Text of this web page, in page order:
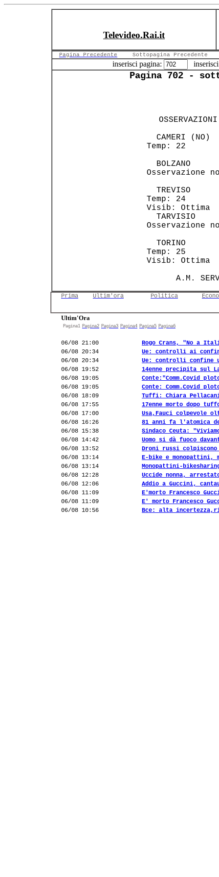
Televideo.Rai.it
Pagina Precedente Sottopagina Precedente
inserisci pagina:
Pagina 702 -
Temp: 22
TREVISO
Temp: 24
TORINO
Temp: 25
Prima Ultim'ora Politica
Ultim'Ora
Pagina1 Pagina2 Pagina3 Pagina4 Pagina5 Pagina6
06/08 21:00
Rogo Crans, "No a
06/08 20:34
Ue: controlli ai
06/08 20:34
Ue: controlli confine
06/08 19:52
14enne precipita sul
06/08 19:05
Conte:"Comm.Covid
06/08 19:05
Conte: Comm.Covid
06/08 18:09
Tuffi: Chiara
06/08 17:55
17enne morto dopo
06/08 17:00
Usa,Fauci colpevole
06/08 16:26
81 anni fa l'atomica
06/08 15:38
Sindaco Ceuta:
06/08 14:42
Uomo si dà fuoco
06/08 13:52
Droni russi colpiscono
06/08 13:14
E-bike e monopattini,
06/08 13:14
Monopattini-
06/08 12:28
Uccide nonna,
06/08 12:06
Addio a Guccini,
06/08 11:09
E'morto Francesco
06/08 11:09
E' morto Francesco
06/08 10:56
Bce: alta